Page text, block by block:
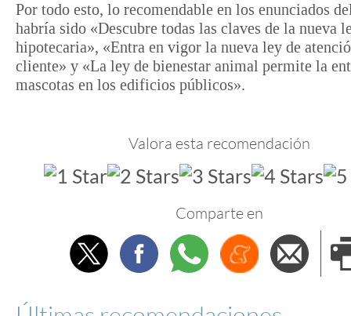
Por todo esto, lo recomendable en los enunciados
habría sido «Descubre todas las claves de la nueva
hipotecaria», «Entra en vigor la nueva ley de
cliente» y «La ley de bienestar animal permite la
mascotas en los edificios públicos».
Valora esta recomendación
Comparte en
TwitterFacebookWhatsappMenéame